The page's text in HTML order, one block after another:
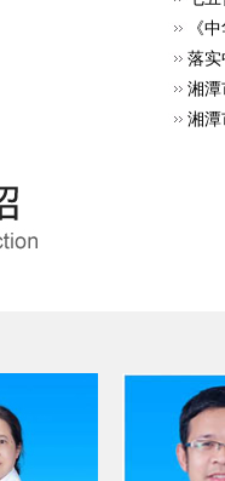
《
落实
湘潭
湘潭